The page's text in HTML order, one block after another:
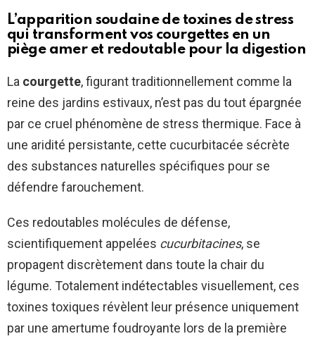
L’apparition soudaine de toxines de stress
qui transforment vos courgettes en un
piège amer et redoutable pour la digestion
La courgette, figurant traditionnellement comme la
reine des jardins estivaux, n’est pas du tout épargnée
par ce cruel phénomène de stress thermique. Face à
une aridité persistante, cette cucurbitacée sécrète
des substances naturelles spécifiques pour se
défendre farouchement.
Ces redoutables molécules de défense,
scientifiquement appelées cucurbitacines, se
propagent discrètement dans toute la chair du
légume. Totalement indétectables visuellement, ces
toxines toxiques révèlent leur présence uniquement
par une amertume foudroyante lors de la première